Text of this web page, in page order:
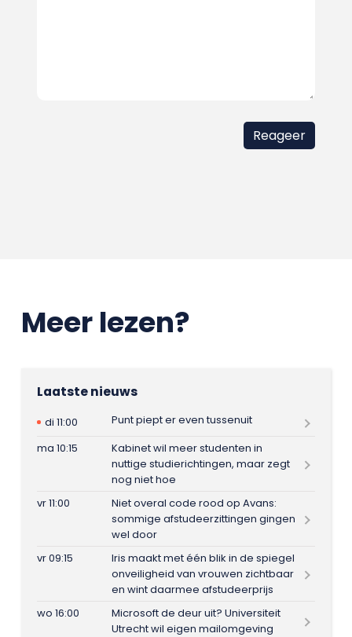
Meer lezen?
Laatste nieuws
di 11:00
Punt piept er even tussenuit
ma 10:15
Kabinet wil meer studenten in
nuttige studierichtingen, maar zegt
nog niet hoe
vr 11:00
Niet overal code rood op Avans:
sommige afstudeerzittingen gingen
wel door
vr 09:15
Iris maakt met één blik in de spiegel
onveiligheid van vrouwen zichtbaar
en wint daarmee afstudeerprijs
wo 16:00
Microsoft de deur uit? Universiteit
Utrecht wil eigen mailomgeving